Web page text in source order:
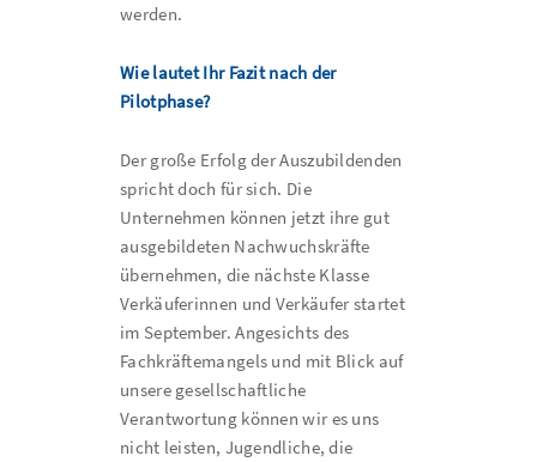
werden.
Wie lautet Ihr Fazit nach der
Pilotphase?
Der große Erfolg der Auszubildenden
spricht doch für sich. Die
Unternehmen können jetzt ihre gut
ausgebildeten Nachwuchskräfte
übernehmen, die nächste Klasse
Verkäuferinnen und Verkäufer startet
im September. Angesichts des
Fachkräftemangels und mit Blick auf
unsere gesellschaftliche
Verantwortung können wir es uns
nicht leisten, Jugendliche, die